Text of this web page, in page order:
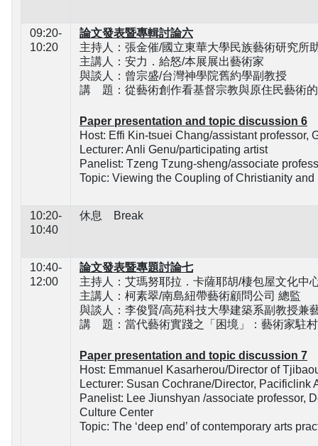
09:20-
10:20
論文發表暨專輯討論六
主持人：張金催/國立東華大學民族藝術研究所
主講人：安力．給怒/本展展出藝術家
與談人：曾宗盛/台灣神學院舊約學副教授
講 題：從藝術創作看基督宗教與原住民藝術
Paper presentation and topic discussion 6
Host: Effi Kin-tsuei Chang/assistant professor,
Lecturer: Anli Genu/participating artist
Panelist: Tzeng Tzung-sheng/associate
Topic: Viewing the Coupling of Christianity and
10:20-
10:40
休息 Break
10:40-
12:00
論文發表暨專題討論七
主持人：艾瑪努耶拉．卡薩耶胡/棲包屋文化中
主講人：柯素翠/南島紐帶藝術顧問公司 總監
與談人： 李俊賢/高苑科技大學建築系副教授兼
講 題：當代藝術實踐之「困境」：藝術家駐
Paper presentation and topic discussion 7
Host: Emmanuel Kasarherou/Director of
Lecturer: Susan Cochrane/Director, Pacificlink
Panelist: Lee Jiunshyan /associate professor,
Culture Center
Topic: The ‘deep end’ of contemporary arts